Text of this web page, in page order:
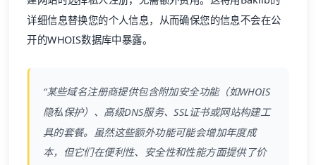
详细信息替换您的个人信息，从而确保您的信息不会在公
开的WHOIS数据库中暴露。
“某些域名注册商提供包含附加安全功能（如WHOIS
隐私保护）、高级DNS服务、SSL证书或网站构建工
具的套餐。虽然这些额外功能可能会增加年度成
本，但它们在便利性、安全性和性能方面提供了价